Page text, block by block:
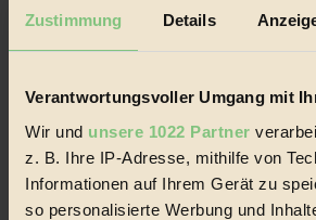
Zustimmung Details
Verantwortungsvoller Umgang mit
Wir und unsere 1022 Partner
z. B. Ihre IP-Adresse, mithilfe von
Informationen auf Ihrem Gerät zu
so personalisierte Werbung und
© 2026 Biorama GmbH
Impressum & Disclaimer
Datenschutz
Mediadaten
Biorama steht für einen nachhaltigen